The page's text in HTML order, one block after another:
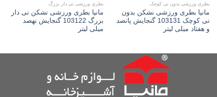
بطری ورزشی بدون نی کوچک
مانیا بطری ورزشی نشکن بدون
نی کوچک 103131 گنجایش پانصد
و هفتاد میلی لیتر
بطری ورزشی نی دار بزرگ
مانیا بطری ورزشی نشکن نی دار
بزرگ 103122 گنجایش نهصد
میلی لیتر